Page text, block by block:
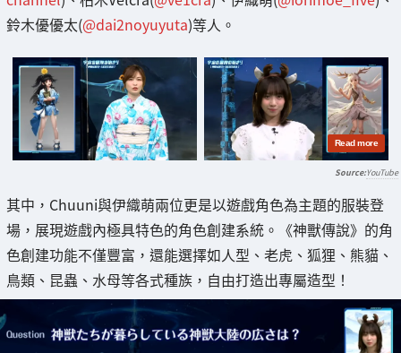
鈴木優優太(@dai2noyuyuta)等人。
YouTube
其中，Chuuni與伊織萌兩位更是以遊戲角色為主題的服裝登
場，展現遊戲內極具特色的角色創建系統。《神獸傳說》的角
色創建功能不僅豐富，還能選擇如人型、老虎、狐狸、熊貓、
鳥類、昆蟲、水母等各式種族，自由打造出專屬造型！